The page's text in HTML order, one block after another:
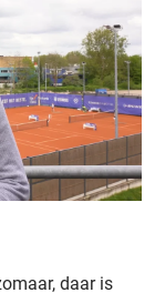
daar is